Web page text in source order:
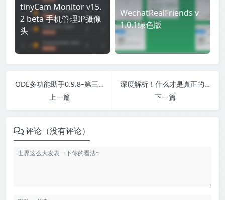
tinyCam Monitor v15.
2 beta 手机管理IP摄像
头
WechatRealFriends v
1.0.1绿色版
ODE多功能助手0.9.8–第三方的某度盘下载助手
上一篇
深度解析！什么才是真正的抖音“兴趣电商”？
下一篇
评论（没有评论）